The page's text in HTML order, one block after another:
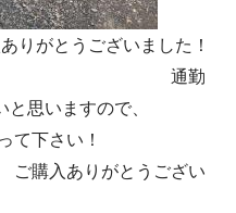
りがとうございました！
思いますので、
さい！
とうござい
！